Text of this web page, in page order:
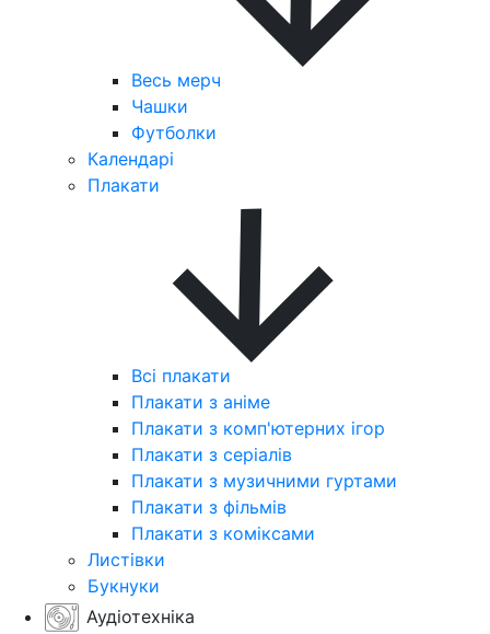
Весь мерч
Чашки
Футболки
Календарі
Плакати
Всі плакати
Плакати з аніме
Плакати з комп'ютерних ігор
Плакати з серіалів
Плакати з музичними гуртами
Плакати з фільмів
Плакати з коміксами
Листівки
Букнуки
Аудіотехніка